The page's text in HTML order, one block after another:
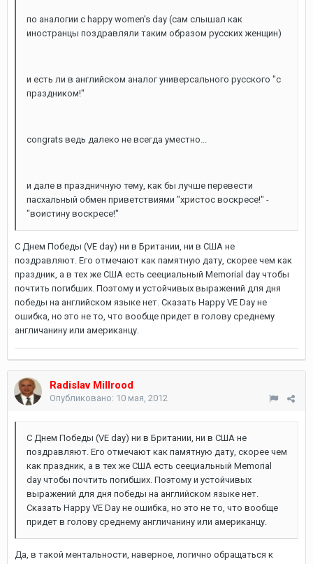
по аналогии с happy women's day (сам слышал как
иностранцы поздравляли таким образом русских женщин)
и есть ли в английском аналог универсального русского "с
праздником!"
congrats ведь далеко не всегда уместно...
и дале в праздничную тему, как бы лучше перевести
пасхальный обмен приветствиями "христос воскресе!" -
"воистину воскресе!"
С Днем Победы (VE day) ни в Британии, ни в США не
поздравляют. Его отмечают как памятную дату, скорее чем как
праздник, а в тех же США есть сеециальный Memorial day чтобы
почтить погибших. Поэтому и устойчивых выражений для дня
победы на английском языке нет. Сказать Happy VE Day не
ошибка, но это не то, что вообще придет в голову среднему
англичанину или американцу.
Radislav Millrood
Опубликовано: 10 мая, 2012
С Днем Победы (VE day) ни в Британии, ни в США не
поздравляют. Его отмечают как памятную дату, скорее чем
как праздник, а в тех же США есть сеециальный Memorial
day чтобы почтить погибших. Поэтому и устойчивых
выражений для дня победы на английском языке нет.
Сказать Happy VE Day не ошибка, но это не то, что вообще
придет в голову среднему англичанину или американцу.
Да, в такой ментальности, наверное, логично обращаться к